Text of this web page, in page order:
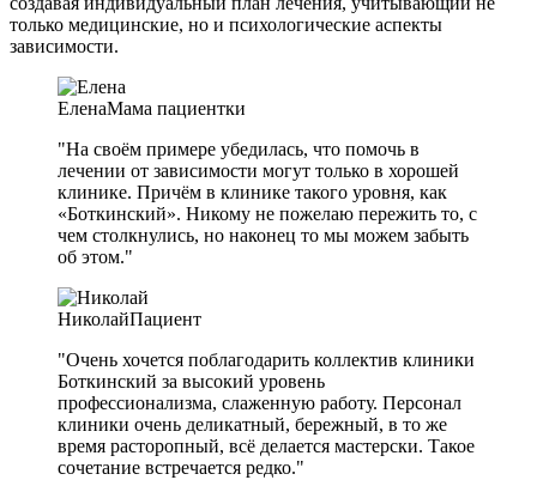
только медицинские, но и психологические аспекты
зависимости.
ЕленаМама пациентки
"На своём примере убедилась, что помочь в
лечении от зависимости могут только в хорошей
клинике. Причём в клинике такого уровня, как
«Боткинский». Никому не пожелаю пережить то, с
чем столкнулись, но наконец то мы можем забыть
об этом."
НиколайПациент
"Очень хочется поблагодарить коллектив клиники
Боткинский за высокий уровень
профессионализма, слаженную работу. Персонал
клиники очень деликатный, бережный, в то же
время расторопный, всё делается мастерски. Такое
сочетание встречается редко."